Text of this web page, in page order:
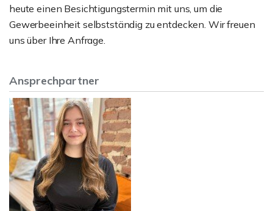
heute einen Besichtigungstermin mit uns, um die
Gewerbeeinheit selbstständig zu entdecken. Wir freuen
uns über Ihre Anfrage.
Ansprechpartner